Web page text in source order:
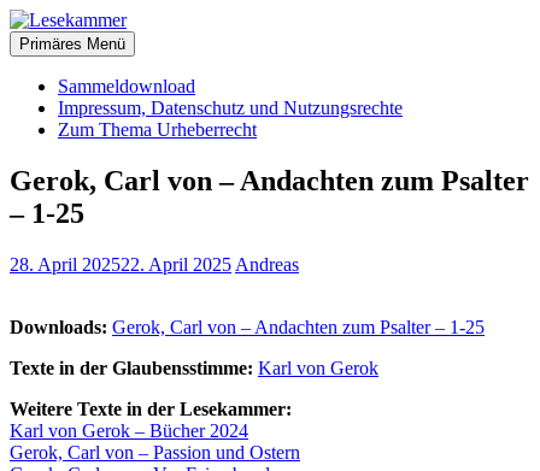
Zum
Inhalt
springen
Lesekammer
christliche Bücher zum kostenlosen Download
Primäres Menü
Sammeldownload
Impressum, Datenschutz und Nutzungsrechte
Zum Thema Urheberrecht
Gerok, Carl von – Andachten zum Psalter
– 1-25
28. April 202522. April 2025 Andreas
Downloads: Gerok, Carl von – Andachten zum Psalter – 1-25
Texte in der Glaubensstimme: Karl von Gerok
Weitere Texte in der Lesekammer:
Karl von Gerok – Bücher 2024
Gerok, Carl von – Passion und Ostern